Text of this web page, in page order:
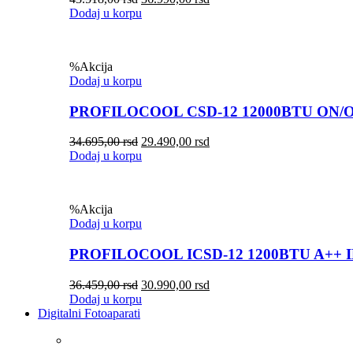
Dodaj u korpu
%Akcija
Dodaj u korpu
PROFILOCOOL CSD-12 12000BTU ON/
34.695,00rsd 29.490,00 rsd
Dodaj u korpu
%Akcija
Dodaj u korpu
PROFILOCOOL ICSD-12 1200BTU
36.459,00rsd 30.990,00 rsd
Dodaj u korpu
Digitalni Fotoaparati